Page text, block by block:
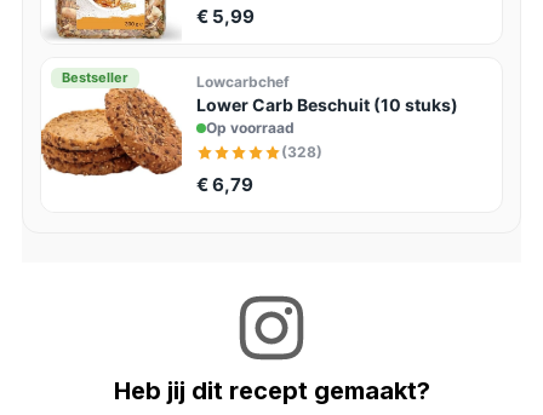
€ 5,99
Bestseller Lowcarbchef
Lower Carb Beschuit (10 stuks)
Op voorraad
(328)
€ 6,79
Heb jij dit recept gemaakt?